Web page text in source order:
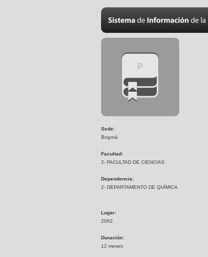
Sede:
Bogotá
Facultad:
2- FACULTAD DE CIENCIAS
Dependencia:
2- DEPARTAMENTO DE QUÍMICA
Lugar:
2062
Duración:
12 meses